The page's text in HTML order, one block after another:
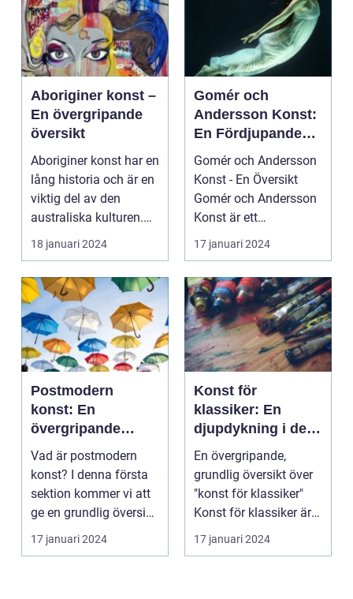
Aboriginer konst –
En övergripande
översikt
Aboriginer konst har en
lång historia och är en
viktig del av den
australiska kulturen.
Det är konst...
18 januari 2024
Gomér och
Andersson Konst:
En Fördjupande
Studie
Gomér och Andersson
Konst - En Översikt
Gomér och Andersson
Konst är ett
framstående
konstgalleri s...
17 januari 2024
Postmodern
konst: En
övergripande
analys av en
mångfacetterad
rörelse
Vad är postmodern
konst? I denna första
sektion kommer vi att
ge en grundlig översikt
över postmode...
17 januari 2024
Konst för
klassiker: En
djupdykning i den
tidlösa konsten
En övergripande,
grundlig översikt över
"konst för klassiker"
Konst för klassiker är
en genre inom ...
17 januari 2024